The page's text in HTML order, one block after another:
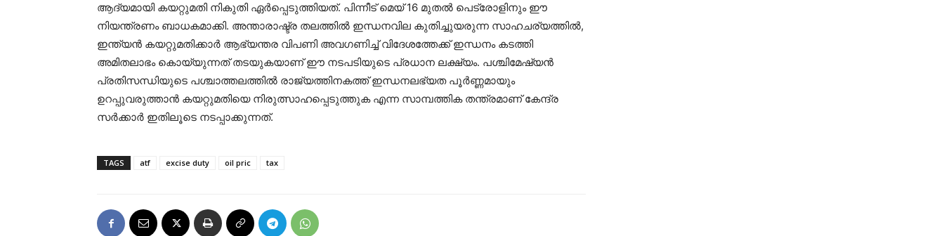
ആദ്യമായി കയറ്റുമതി നികുതി ഏർപ്പെടുത്തിയത്. പിന്നീട് മെയ് 16 മുതൽ പെട്രോളിനും ഈ
നിയന്ത്രണം ബാധകമാക്കി. അന്താരാഷ്ട്ര തലത്തിൽ ഇന്ധനവില കുതിച്ചുയരുന്ന സാഹചര്യത്തിൽ,
ഇന്ത്യൻ കയറ്റുമതിക്കാർ ആഭ്യന്തര വിപണി അവഗണിച്ച് വിദേശത്തേക്ക് ഇന്ധനം കടത്തി
അമിതലാഭം കൊയ്യുന്നത് തടയുകയാണ് ഈ നടപടിയുടെ പ്രധാന ലക്ഷ്യം. പശ്ചിമേഷ്യൻ
പ്രതിസന്ധിയുടെ പശ്ചാത്തലത്തിൽ രാജ്യത്തിനകത്ത് ഇന്ധനലഭ്യത പൂർണ്ണമായും
ഉറപ്പുവരുത്താൻ കയറ്റുമതിയെ നിരുത്സാഹപ്പെടുത്തുക എന്ന സാമ്പത്തിക തന്ത്രമാണ് കേന്ദ്ര
സർക്കാർ ഇതിലൂടെ നടപ്പാക്കുന്നത്.
TAGS atf excise duty oil pric tax